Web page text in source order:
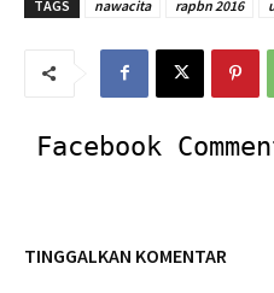
TAGS nawacita rapbn 2016
Facebook
TINGGALKAN KOMENTAR